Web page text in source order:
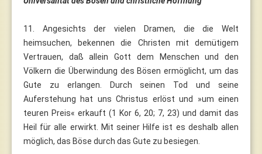
11. Angesichts der vielen Dramen, die die Welt
heimsuchen, bekennen die Christen mit demütigem
Vertrauen, daß allein Gott dem Menschen und den
Völkern die Überwindung des Bösen ermöglicht, um das
Gute zu erlangen. Durch seinen Tod und seine
Auferstehung hat uns Christus erlöst und »um einen
teuren Preis« erkauft (1 Kor 6, 20; 7, 23) und damit das
Heil für alle erwirkt. Mit seiner Hilfe ist es deshalb allen
möglich, das Böse durch das Gute zu besiegen.